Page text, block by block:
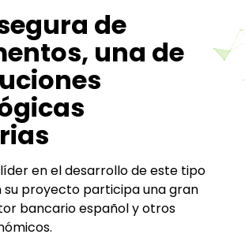
de
una de
en el desarrollo de este tipo
su proyecto participa una gran
bancario español y otros